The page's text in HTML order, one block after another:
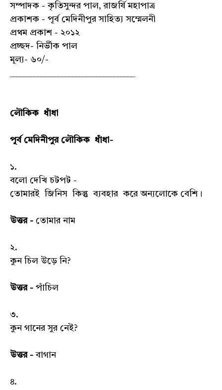
সম্পাদক - কৃতিসুন্দর পাল, রাজর্ষি মহাপাত্র
প্রকাশক - পূর্ব মেদিনীপুর সাহিত্য সম্মেলনী
প্রথম প্রকাশ - ২০১২
প্রচ্ছদ- নির্ভীক পাল
মূল্য- ৬০/-
লৌকিক ধাঁধা
পূর্ব মেদিনীপুর লৌকিক ধাঁধা-
১.
বলো দেখি চটপট -
তোমারই জিনিস কিন্তু ব্যবহার করে অন্যলোকে বেশি।
উত্তর - তোমার নাম
২.
কুন চিল উড়ে নি?
উত্তর - পাঁচিল
৩.
কুন গানের সুর নেই?
উত্তর - বাগান
৪.